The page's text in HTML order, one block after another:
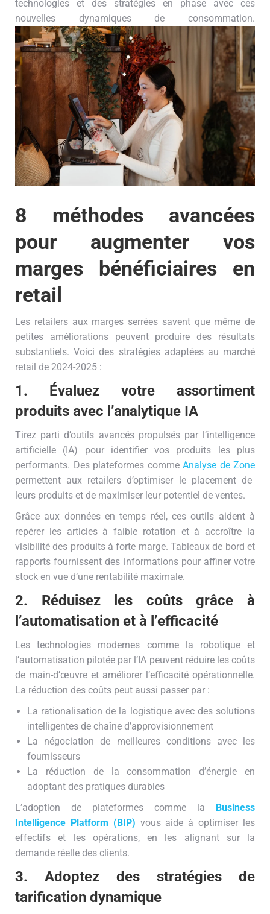
technologies et des stratégies en phase avec ces
nouvelles dynamiques de consommation.
8 méthodes avancées
pour augmenter vos
marges bénéficiaires en
retail
Les retailers aux marges serrées savent que même de
petites améliorations peuvent produire des résultats
substantiels. Voici des stratégies adaptées au marché
retail de 2024-2025 :
1. Évaluez votre assortiment
produits avec l’analytique IA
Tirez parti d’outils avancés propulsés par l’intelligence
artificielle (IA) pour identifier vos produits les plus
performants. Des plateformes comme Analyse de Zone
permettent aux retailers d’optimiser le placement de
leurs produits et de maximiser leur potentiel de ventes.
Grâce aux données en temps réel, ces outils aident à
repérer les articles à faible rotation et à accroître la
visibilité des produits à forte marge. Tableaux de bord et
rapports fournissent des informations pour affiner votre
stock en vue d’une rentabilité maximale.
2. Réduisez les coûts grâce à
l’automatisation et à l’efficacité
Les technologies modernes comme la robotique et
l’automatisation pilotée par l’IA peuvent réduire les coûts
de main-d’œuvre et améliorer l’efficacité opérationnelle.
La réduction des coûts peut aussi passer par :
La rationalisation de la logistique avec des solutions
intelligentes de chaîne d’approvisionnement
La négociation de meilleures conditions avec les
fournisseurs
La réduction de la consommation d’énergie en
adoptant des pratiques durables
L’adoption de plateformes comme la Business
Intelligence Platform (BIP) vous aide à optimiser les
effectifs et les opérations, en les alignant sur la
demande réelle des clients.
3. Adoptez des stratégies de
tarification dynamique